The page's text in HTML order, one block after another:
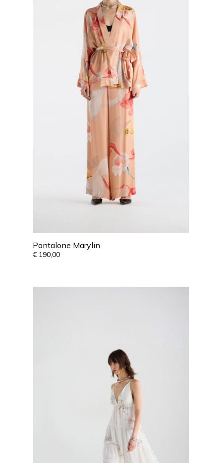
Pantalone Marylin
€ 190,00